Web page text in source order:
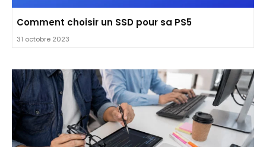
Comment choisir un SSD pour sa PS5
31 octobre 2023